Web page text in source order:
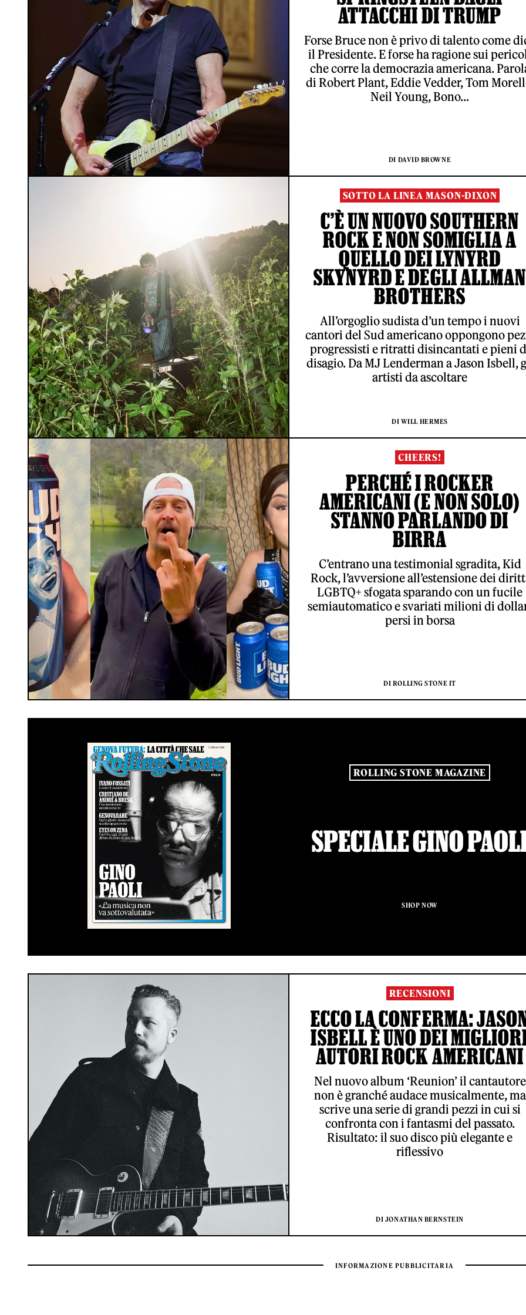
ATTACCHI DI TRUMP
Forse Bruce non è privo di talento come
il Presidente. E forse ha ragione sui
che corre la democrazia americana.
di Robert Plant, Eddie Vedder, Tom
Neil Young, Bono...
DI DAVID BROWNE
SOTTO LA LINEA MASON-DIXON
C’È UN NUOVO SOUTHERN
ROCK E NON SOMIGLIA A
QUELLO DEI LYNYRD
SKYNYRD E DEGLI ALLMAN
BROTHERS
All’orgoglio sudista d’un tempo i nuovi
cantori del Sud americano oppongono
progressisti e ritratti disincantati e pieni
disagio. Da MJ Lenderman a Jason Isbell,
artisti da ascoltare
DI WILL HERMES
CHEERS!
PERCHÉ I ROCKER
AMERICANI (E NON SOLO)
STANNO PARLANDO DI
BIRRA
C’entrano una testimonial sgradita, Kid
Rock, l’avversione all’estensione dei
LGBTQ+ sfogata sparando con un fucile
semiautomatico e svariati milioni di
persi in borsa
DI ROLLING STONE IT
ROLLING STONE MAGAZINE
SPECIALE GINO
SHOP NOW
RECENSIONI
ECCO LA CONFERMA:
ISBELL È UNO DEI
AUTORI ROCK AMERICANI
Nel nuovo album ‘Reunion’ il cantautore
non è granché audace musicalmente, ma
scrive una serie di grandi pezzi in cui si
confronta con i fantasmi del passato.
Risultato: il suo disco più elegante e
riflessivo
DI JONATHAN BERNSTEIN